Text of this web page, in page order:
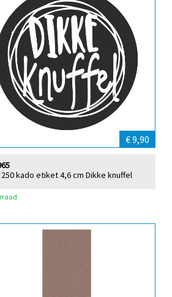
€ 9,90
250 kado etiket 4,6 cm Dikke knuffel